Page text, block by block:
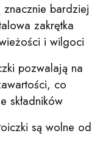
znacznie bardziej
zakrętka
i wilgoci
pozwalają na
co
składników
są wolne od